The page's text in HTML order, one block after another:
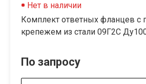
Нет в наличии
Комплект ответных фланцев с
крепежем из стали 09Г2С
По запросу